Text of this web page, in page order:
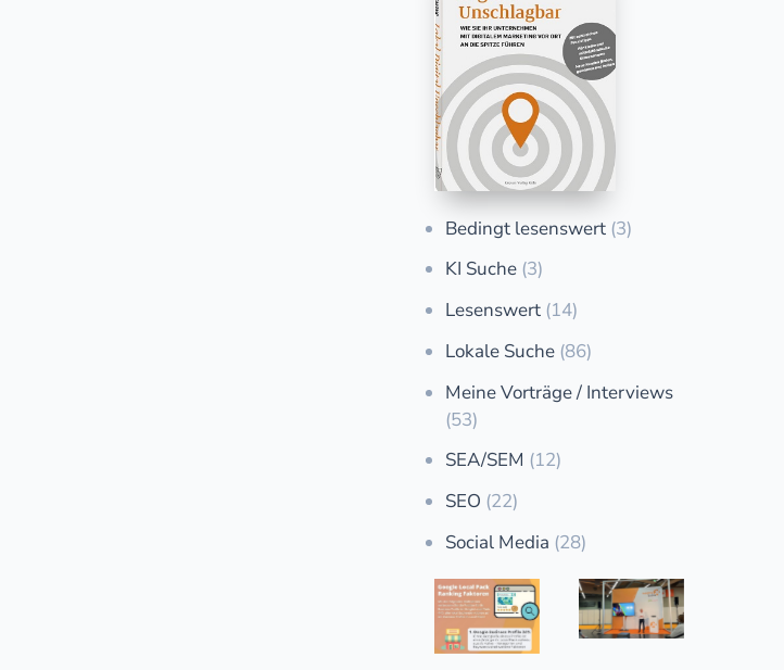
Bedingt lesenswert (3)
KI Suche (3)
Lesenswert (14)
Lokale Suche (86)
Meine Vorträge / Interviews
(53)
SEA/SEM (12)
SEO (22)
Social Media (28)